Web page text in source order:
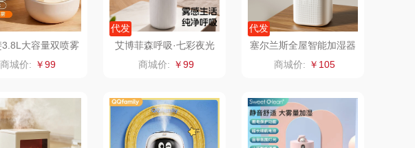
首佩 SWISS MILITARY 罗莱超柔床品
克洛特 竹盐
小天鹅 ROBAM老板 康夫
大容量双喷雾
轻音加湿器J8
商城价: ￥99
代发
艾博菲森呼吸·七彩夜光
加湿器
商城价: ￥99
代发
塞尔兰斯全屋智能加湿器
商城价: ￥105